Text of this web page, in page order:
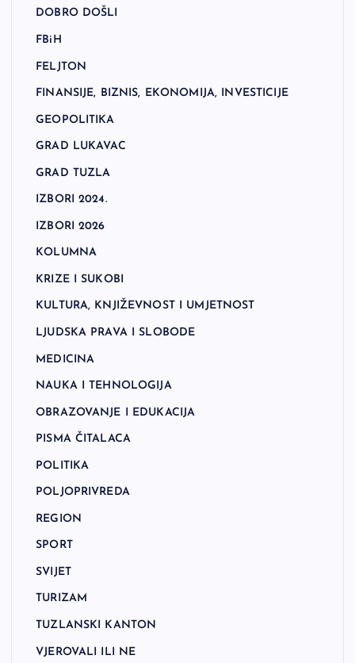
DOBRO DOŠLI
FBiH
FELJTON
FINANSIJE, BIZNIS, EKONOMIJA, INVESTICIJE
GEOPOLITIKA
GRAD LUKAVAC
GRAD TUZLA
IZBORI 2024.
IZBORI 2026
KOLUMNA
KRIZE I SUKOBI
KULTURA, KNJIŽEVNOST I UMJETNOST
LJUDSKA PRAVA I SLOBODE
MEDICINA
NAUKA I TEHNOLOGIJA
OBRAZOVANJE I EDUKACIJA
PISMA ČITALACA
POLITIKA
POLJOPRIVREDA
REGION
SPORT
SVIJET
TURIZAM
TUZLANSKI KANTON
VJEROVALI ILI NE